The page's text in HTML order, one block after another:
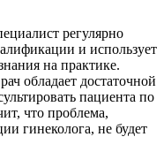
регулярно
и использует
на практике.
обладает достаточной
пациента по
что проблема,
гинеколога, не будет